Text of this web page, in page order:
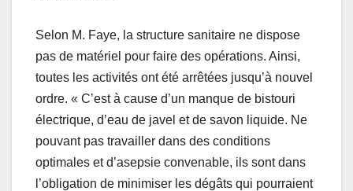
Selon M. Faye, la structure sanitaire ne dispose
pas de matériel pour faire des opérations. Ainsi,
toutes les activités ont été arrêtées jusqu’à nouvel
ordre. « C’est à cause d’un manque de bistouri
électrique, d’eau de javel et de savon liquide. Ne
pouvant pas travailler dans des conditions
optimales et d’asepsie convenable, ils sont dans
l’obligation de minimiser les dégâts qui pourraient